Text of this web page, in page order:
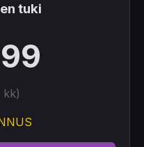
tuki
kk)